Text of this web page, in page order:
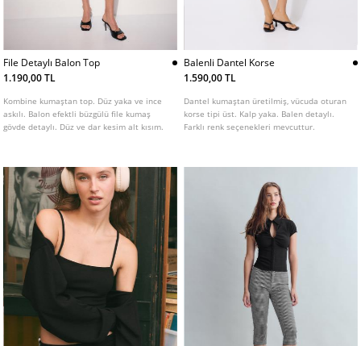
File Detaylı Balon Top
1.190,00 TL
Kombine kumaştan top. Düz yaka ve ince
askılı. Balon efektli büzgülü file kumaş
gövde detaylı. Düz ve dar kesim alt kısım.
Balenli Dantel Korse
1.590,00 TL
Dantel kumaştan üretilmiş, vücuda oturan
korse tipi üst. Kalp yaka. Balen detaylı.
Farklı renk seçenekleri mevcuttur.